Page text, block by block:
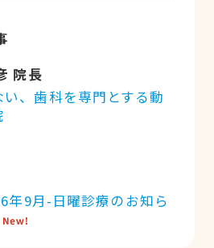
院長
い、歯科を専門とする動
年9月-日曜診療のお知ら